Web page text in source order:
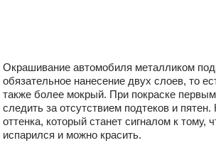
Окрашивание автомобиля металликом
обязательное нанесение двух слоев, то
также более мокрый. При покраске
следить за отсутствием подтеков и
оттенка, который станет сигналом к тому,
испарился и можно красить.